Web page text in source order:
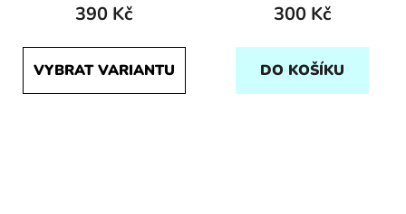
390 Kč
VYBRAT VARIANTU
300 Kč
DO KOŠÍKU